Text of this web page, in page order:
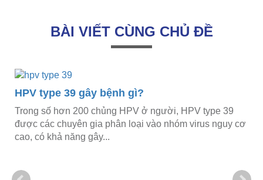
BÀI VIẾT CÙNG CHỦ ĐỀ
HPV type 39 gây bệnh gì?
Trong số hơn 200 chủng HPV ở người, HPV type 39
được các chuyên gia phân loại vào nhóm virus nguy cơ
cao, có khả năng gây...